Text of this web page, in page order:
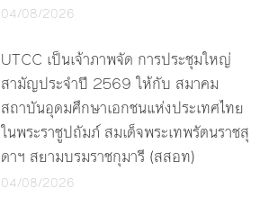
04/08/2026
UTCC เป็นเจ้าภาพจัด การประชุมใหญ่
สามัญประจำปี 2569 ให้กับ สมาคม
สถาบันอุดมศึกษาเอกชนแห่งประเทศไทย
ในพระราชูปถัมภ์ สมเด็จพระเทพรัตนราชสุ
ดาฯ สยามบรมราชกุมารี (สสอท)
04/08/2026